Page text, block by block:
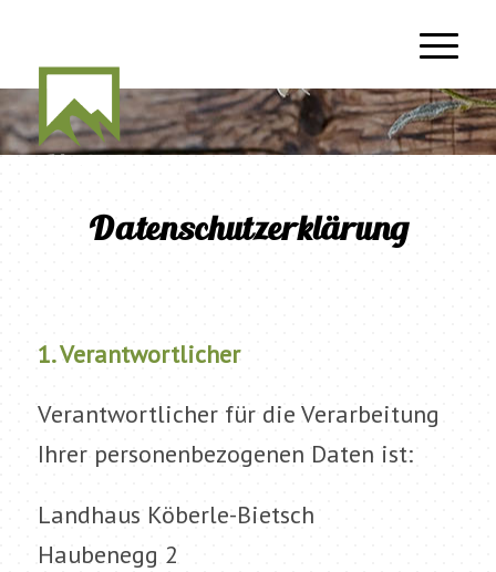
Datenschutzerklärung
1. Verantwortlicher
Verantwortlicher für die Verarbeitung
Ihrer personenbezogenen Daten ist:
Landhaus Köberle-Bietsch
Haubenegg 2